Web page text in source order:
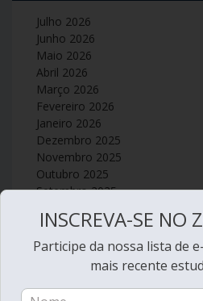
Julho 2026
Junho 2026
Maio 2026
Abril 2026
Março 2026
Fevereiro 2026
Janeiro 2026
Dezembro 2025
Novembro 2025
Outubro 2025
Setembro 2025
Julho 2025
Junho 2025
Maio 2025
Março 2025
INSCREVA-SE NO
Participe da nossa lista de
mais recente